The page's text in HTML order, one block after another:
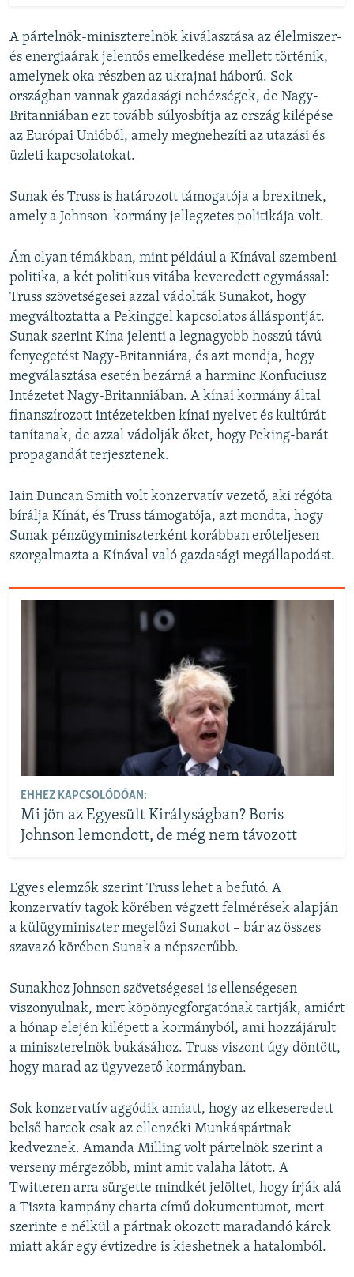
A pártelnök-miniszterelnök kiválasztása az élelmiszer-
és energiaárak jelentős emelkedése mellett történik,
amelynek oka részben az ukrajnai háború. Sok
országban vannak gazdasági nehézségek, de Nagy-
Britanniában ezt tovább súlyosbítja az ország kilépése
az Európai Unióból, amely megnehezíti az utazási és
üzleti kapcsolatokat.
Sunak és Truss is határozott támogatója a brexitnek,
amely a Johnson-kormány jellegzetes politikája volt.
Ám olyan témákban, mint például a Kínával szembeni
politika, a két politikus vitába keveredett egymással:
Truss szövetségesei azzal vádolták Sunakot, hogy
megváltoztatta a Pekinggel kapcsolatos álláspontját.
Sunak szerint Kína jelenti a legnagyobb hosszú távú
fenyegetést Nagy-Britanniára, és azt mondja, hogy
megválasztása esetén bezárná a harminc Konfuciusz
Intézetet Nagy-Britanniában. A kínai kormány által
finanszírozott intézetekben kínai nyelvet és kultúrát
tanítanak, de azzal vádolják őket, hogy Peking-barát
propagandát terjesztenek.
Iain Duncan Smith volt konzervatív vezető, aki régóta
bírálja Kínát, és Truss támogatója, azt mondta, hogy
Sunak pénzügyminiszterként korábban erőteljesen
szorgalmazta a Kínával való gazdasági megállapodást.
EHHEZ KAPCSOLÓDÓAN:
Mi jön az Egyesült Királyságban? Boris
Johnson lemondott, de még nem távozott
Egyes elemzők szerint Truss lehet a befutó. A
konzervatív tagok körében végzett felmérések alapján
a külügyminiszter megelőzi Sunakot – bár az összes
szavazó körében Sunak a népszerűbb.
Sunakhoz Johnson szövetségesei is ellenségesen
viszonyulnak, mert köpönyegforgatónak tartják, amiért
a hónap elején kilépett a kormányból, ami hozzájárult
a miniszterelnök bukásához. Truss viszont úgy döntött,
hogy marad az ügyvezető kormányban.
Sok konzervatív aggódik amiatt, hogy az elkeseredett
belső harcok csak az ellenzéki Munkáspártnak
kedveznek. Amanda Milling volt pártelnök szerint a
verseny mérgezőbb, mint amit valaha látott. A
Twitteren arra sürgette mindkét jelöltet, hogy írják alá
a Tiszta kampány charta című dokumentumot, mert
szerinte e nélkül a pártnak okozott maradandó károk
miatt akár egy évtizedre is kieshetnek a hatalomból.